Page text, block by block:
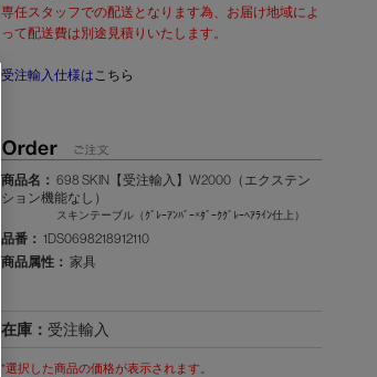
専任スタッフでの配送となります為、お届け地域によ
って配送費は別途見積りいたします。
受注輸入仕様はこちら
商品名： 698 SKIN【受注輸入】W2000（エクステン
ション機能なし）
スキンテーブル（ｸﾞﾚｰｱﾝﾊﾞｰ×ﾀﾞｰｸｸﾞﾚｰﾍｱﾗｲﾝ仕上）
品番： 1DS0698218912110
商品属性： 家具
在庫： 受注輸入
*選択した商品の価格が表示されます。